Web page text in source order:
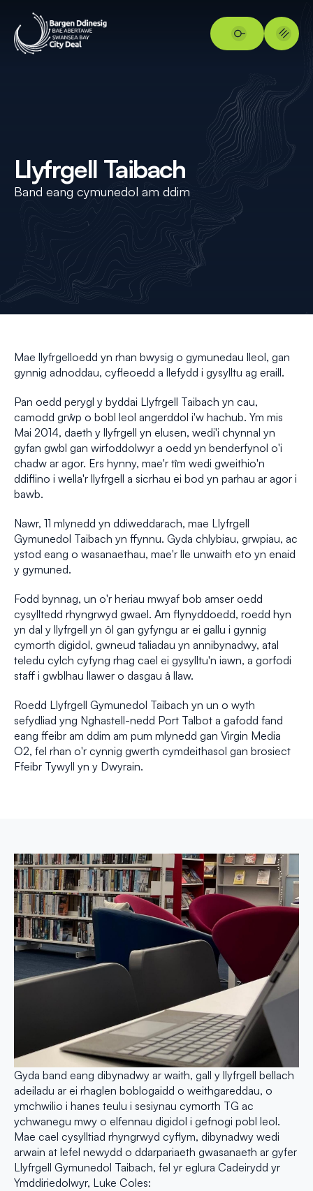
Llyfrgell Taibach
Band eang cymunedol am ddim
Mae llyfrgelloedd yn rhan bwysig o gymunedau lleol, gan
gynnig adnoddau, cyfleoedd a llefydd i gysylltu ag eraill.
Pan oedd perygl y byddai Llyfrgell Taibach yn cau,
camodd grŵp o bobl leol angerddol i'w hachub. Ym mis
Mai 2014, daeth y llyfrgell yn elusen, wedi'i chynnal yn
gyfan gwbl gan wirfoddolwyr a oedd yn benderfynol o'i
chadw ar agor. Ers hynny, mae'r tîm wedi gweithio'n
ddiflino i wella'r llyfrgell a sicrhau ei bod yn parhau ar agor i
bawb.
Nawr, 11 mlynedd yn ddiweddarach, mae Llyfrgell
Gymunedol Taibach yn ffynnu. Gyda chlybiau, grwpiau, ac
ystod eang o wasanaethau, mae'r lle unwaith eto yn enaid
y gymuned.
Fodd bynnag, un o'r heriau mwyaf bob amser oedd
cysylltedd rhyngrwyd gwael. Am flynyddoedd, roedd hyn
yn dal y llyfrgell yn ôl gan gyfyngu ar ei gallu i gynnig
cymorth digidol, gwneud taliadau yn annibynadwy, atal
teledu cylch cyfyng rhag cael ei gysylltu'n iawn, a gorfodi
staff i gwblhau llawer o dasgau â llaw.
Roedd Llyfrgell Gymunedol Taibach yn un o wyth
sefydliad yng Nghastell-nedd Port Talbot a gafodd fand
eang ffeibr am ddim am pum mlynedd gan Virgin Media
O2, fel rhan o'r cynnig gwerth cymdeithasol gan brosiect
Ffeibr Tywyll yn y Dwyrain.
Gyda band eang dibynadwy ar waith, gall y llyfrgell bellach
adeiladu ar ei rhaglen boblogaidd o weithgareddau, o
ymchwilio i hanes teulu i sesiynau cymorth TG ac
ychwanegu mwy o elfennau digidol i gefnogi pobl leol.
Mae cael cysylltiad rhyngrwyd cyflym, dibynadwy wedi
arwain at lefel newydd o ddarpariaeth gwasanaeth ar gyfer
Llyfrgell Gymunedol Taibach, fel yr eglura Cadeirydd yr
Ymddiriedolwyr, Luke Coles: